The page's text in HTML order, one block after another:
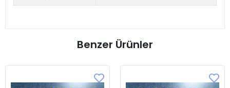
Benzer Ürünler